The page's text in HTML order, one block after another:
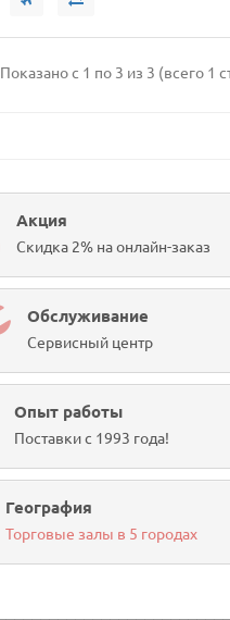
Показано с 1 по 3 из 3 (всего 1
Акция
Скидка 2% на онлайн-заказ
Обслуживание
Сервисный центр
Опыт работы
Поставки с 1993 года!
География
Торговые залы в 5 городах